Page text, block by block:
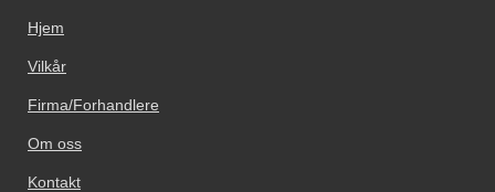
Hjem
Vilkår
Firma/Forhandlere
Om oss
Kontakt